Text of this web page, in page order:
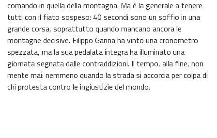
comando in quella della montagna. Ma è la generale a tenere
tutti con il fiato sospeso: 40 secondi sono un soffio in una
grande corsa, soprattutto quando mancano ancora le
montagne decisive. Filippo Ganna ha vinto una cronometro
spezzata, ma la sua pedalata integra ha illuminato una
giornata segnata dalle contraddizioni. Il tempo, alla fine, non
mente mai: nemmeno quando la strada si accorcia per colpa di
chi protesta contro le ingiustizie del mondo.